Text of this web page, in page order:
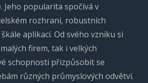
Jeho popularita spočívá v
rozhraní, robustních
aplikací. Od svého vzniku si
firem, tak i velkých
schopnosti přizpůsobit se
různých průmyslových odvětví.